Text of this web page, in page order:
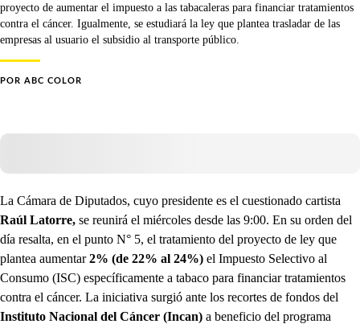
proyecto de aumentar el impuesto a las tabacaleras para financiar tratamientos
contra el cáncer. Igualmente, se estudiará la ley que plantea trasladar de las
empresas al usuario el subsidio al transporte público.
POR ABC COLOR
La Cámara de Diputados, cuyo presidente es el cuestionado cartista
Raúl Latorre, se reunirá el miércoles desde las 9:00. En su orden del
día resalta, en el punto N° 5, el tratamiento del proyecto de ley que
plantea aumentar2% (de 22% al 24%) el Impuesto Selectivo al
Consumo (ISC) específicamente a tabaco para financiar tratamientos
contra el cáncer. La iniciativa surgió ante los recortes de fondos del
Instituto Nacional del Cáncer (Incan) a beneficio del programa